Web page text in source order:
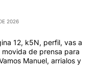
2026
12, k5N, perfil, vas a
de prensa para
Manuel, arrialos y